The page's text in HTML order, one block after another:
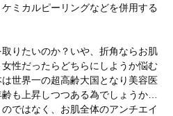
ミカルピーリングなどを併用する
りたいのか？いや、折角ならお肌
性だったらどちらにしようか悩む
世界一の超高齢大国となり美容医
も上昇しつつある為でしょうか…
ではなく、お肌全体のアンチエイ